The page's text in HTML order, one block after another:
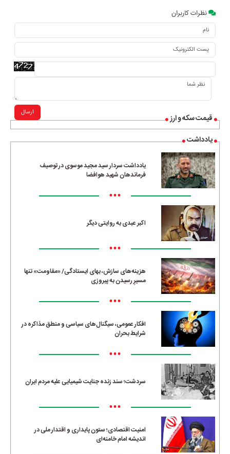
قیمت سکه و ارز
یادداشت
یادداشت سردار سید مجید موسوی در توصیف
فرماندهان شهید هوافضا
•••
اکبر عبدی به روایتی دیگر
•••
هزینه‌های سازش، بهای ایستادگی/ «مقاومت» تنها
مسیرِ رسیدن به پیروزی
•••
افکار عمومی، سیگنال‌های سیاسی و منطق مذاکره در
شرایط بحران
•••
سردشت؛ سند زنده جنایت شیمیایی علیه مردم ایران
•••
امنیت اقتصادی؛ ستون پایداری و اقتدار ملی در
اندیشه امام خامنه‌ای
نظرات کاربران
ارسال